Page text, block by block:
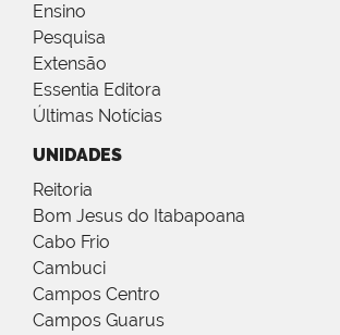
Ensino
Pesquisa
Extensão
Essentia Editora
Últimas Notícias
UNIDADES
Reitoria
Bom Jesus do Itabapoana
Cabo Frio
Cambuci
Campos Centro
Campos Guarus